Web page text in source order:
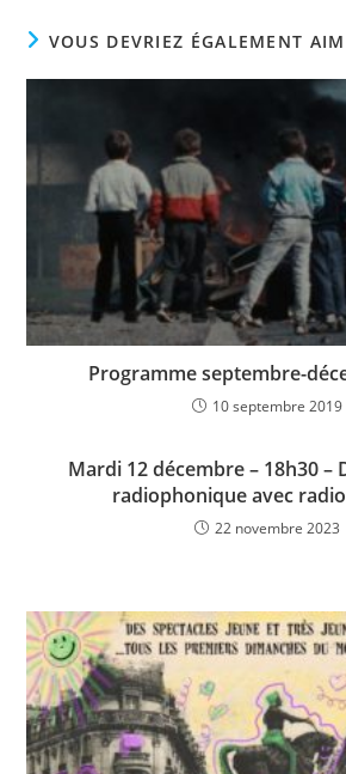
VOUS DEVRIEZ ÉGALEMENT
Programme septembre-
10 septembre 2019
Mardi 12 décembre – 18h30 –
radiophonique avec
22 novembre 2023